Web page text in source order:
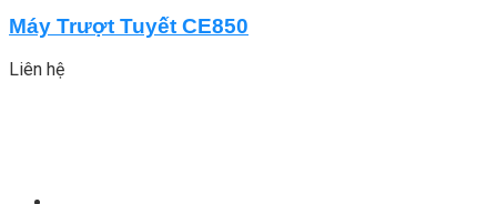
Máy Trượt Tuyết CE850
Liên hệ